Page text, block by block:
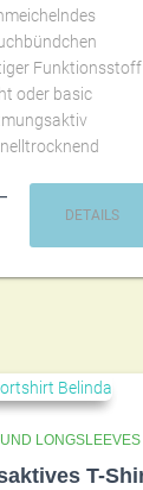
Funktionsstoff
oder basic
DETAILS
LONGSLEEVES
T-